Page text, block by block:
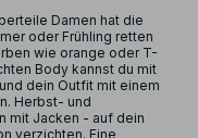
Damen hat die
oder Frühling retten
wie orange oder T-
Body kannst du mit
dein Outfit mit einem
Herbst- und
mit Jacken - auf dein
verzichten. Eine